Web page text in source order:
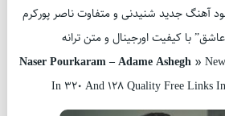
آهنگ جدید شنیدنی و متفاوت ناصر پورکرم
با کیفیت اورجینال و متن ترانه
Naser Pourkaram – Adame Ashegh»
In 320 And 128 Quality Free Links